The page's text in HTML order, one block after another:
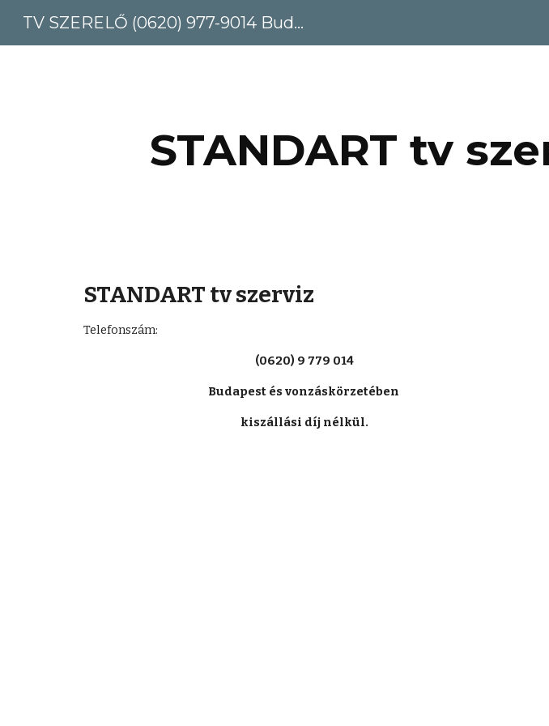
TV SZERELŐ (0620) 977-9014 Budapest, Pest megye
STANDART tv
STANDART tv szerviz
Telefonszám:
(0620) 9 779 014
Budapest és vonzáskörzetében
kiszállási díj nélkül.